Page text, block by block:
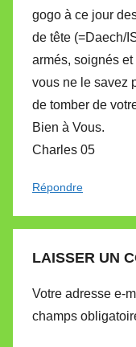
gogo à ce jour
de tête (=Daech/
armés, soignés
vous ne le savez
de tomber de
Bien à Vous.
Charles 05
Répondre
LAISSER UN
Votre adresse e-
champs